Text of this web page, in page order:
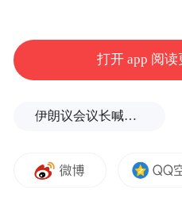
打开 app 阅
伊朗议会议长喊话：别再作秀了！